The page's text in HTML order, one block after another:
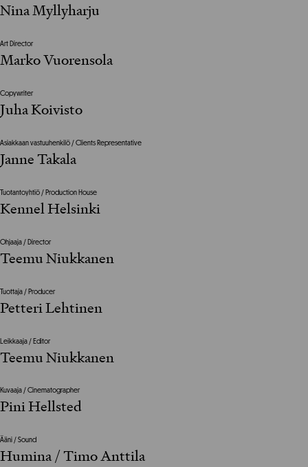
Nina Myllyharju
Art Director
Marko Vuorensola
Copywriter
Juha Koivisto
Asiakkaan vastuuhenkilö / Clients Representative
Janne Takala
Tuotantoyhtiö / Production House
Kennel Helsinki
Ohjaaja / Director
Teemu Niukkanen
Tuottaja / Producer
Petteri Lehtinen
Leikkaaja / Editor
Teemu Niukkanen
Kuvaaja / Cinematographer
Pini Hellsted
Ääni / Sound
Humina / Timo Anttila